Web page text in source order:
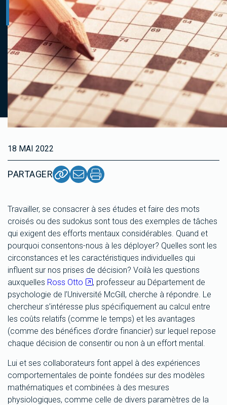
18 MAI 2022
PARTAGER
Travailler, se consacrer à ses études et faire des mots
croisés ou des sudokus sont tous des exemples de tâches
qui exigent des efforts mentaux considérables. Quand et
pourquoi consentons-nous à les déployer? Quelles sont les
circonstances et les caractéristiques individuelles qui
influent sur nos prises de décision? Voilà les questions
auxquelles Ross Otto
, professeur au Département de
psychologie de l’Université McGill, cherche à répondre. Le
chercheur s’intéresse plus spécifiquement au calcul entre
les coûts relatifs (comme le temps) et les avantages
(comme des bénéfices d’ordre financier) sur lequel repose
chaque décision de consentir ou non à un effort mental.
Lui et ses collaborateurs font appel à des expériences
comportementales de pointe fondées sur des modèles
mathématiques et combinées à des mesures
physiologiques, comme celle de divers paramètres de la